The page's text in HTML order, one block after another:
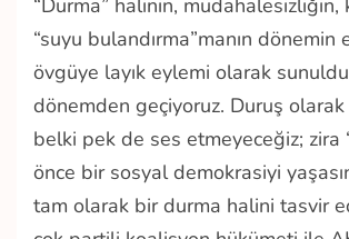
“Durma” halinin,
“suyu bulandırma”manın dönemin
övgüye layık eylemi olarak
dönemden geçiyoruz. Duruş
belki pek de ses etmeyeceğiz; zira
önce bir sosyal demokrasiyi
tam olarak bir durma halini tasvir